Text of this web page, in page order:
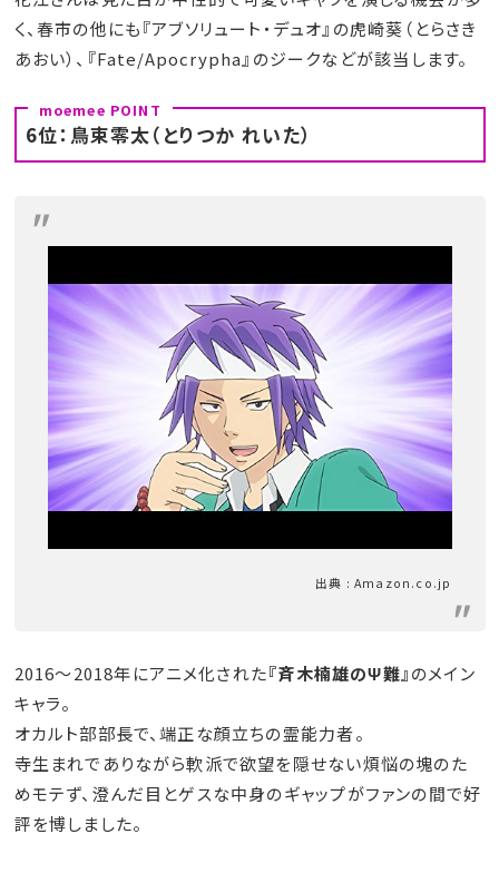
く、春市の他にも『アブソリュート・デュオ』の虎崎葵（とらさき
あおい）、『Fate/Apocrypha』のジークなどが該当します。
6位：鳥束零太（とりつか れいた）
出典 : Amazon.co.jp
2016～2018年にアニメ化された『斉木楠雄のΨ難』のメイン
キャラ。
オカルト部部長で、端正な顔立ちの霊能力者。
寺生まれでありながら軟派で欲望を隠せない煩悩の塊のた
めモテず、澄んだ目とゲスな中身のギャップがファンの間で好
評を博しました。